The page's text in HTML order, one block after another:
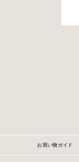
お買い物ガイド